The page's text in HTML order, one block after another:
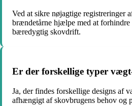
Ved at sikre nøjagtige
brændetårne hjælpe med at
bæredygtig skovdrift.
Er der forskellige typer
Ja, der findes forskellige designs af
afhængigt af skovbrugens behov og